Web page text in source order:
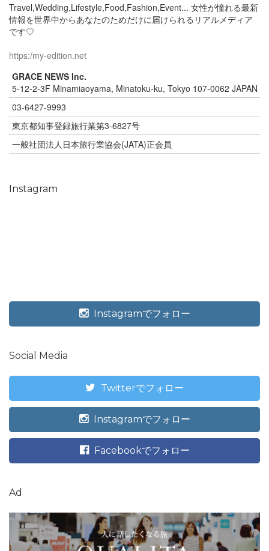
Travel,Wedding,Lifestyle,Food,Fashion,Event... 女性が憧れる最新
情報を世界中からあなたのためだけに届けられるリアルメディア
です♡
https:/my-edition.net
GRACE NEWS Inc.
5-12-2-3F Minamiaoyama, Minatoku-ku, Tokyo 107-0062 JAPAN
03-6427-9993
東京都知事登録旅行業第3-6827号
一般社団法人日本旅行業協会(JATA)正会員
Instagram
Instagramでフォロー
Social Media
Twitterでフォロー
Instagramでフォロー
Facebookでフォロー
Ad